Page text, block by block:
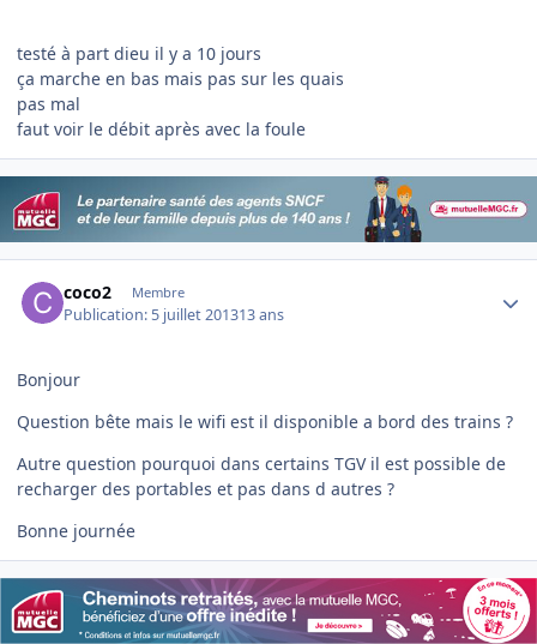
testé à part dieu il y a 10 jours
ça marche en bas mais pas sur les quais
pas mal
faut voir le débit après avec la foule
coco2 Membre
Publication: 5 juillet 201313 ans
Bonjour
Question bête mais le wifi est il disponible a bord des trains ?
Autre question pourquoi dans certains TGV il est possible de
recharger des portables et pas dans d autres ?
Bonne journée